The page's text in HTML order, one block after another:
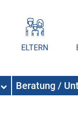
ELTERN
Beratung /